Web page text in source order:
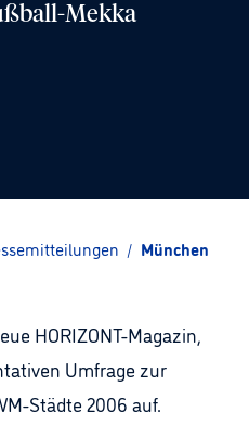
Mekka
/ München
HORIZONT-Magazin,
Umfrage zur
Städte 2006 auf.